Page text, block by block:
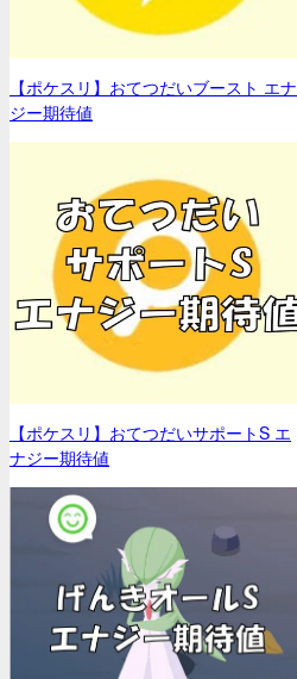
【ポケスリ】おてつだいブースト エナ
ジー期待値
【ポケスリ】おてつだいサポートS エ
ナジー期待値